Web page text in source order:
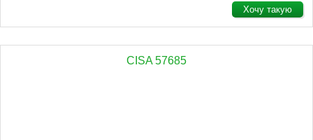
Хочу такую
CISA 57685